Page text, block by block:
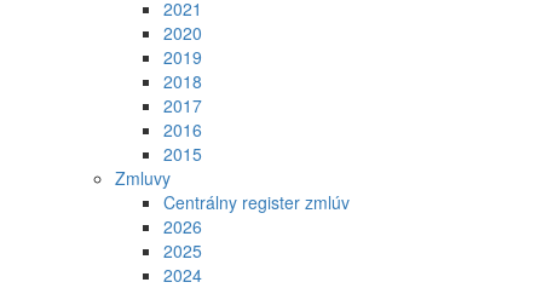
2021
2020
2019
2018
2017
2016
2015
Zmluvy
Centrálny register zmlúv
2026
2025
2024